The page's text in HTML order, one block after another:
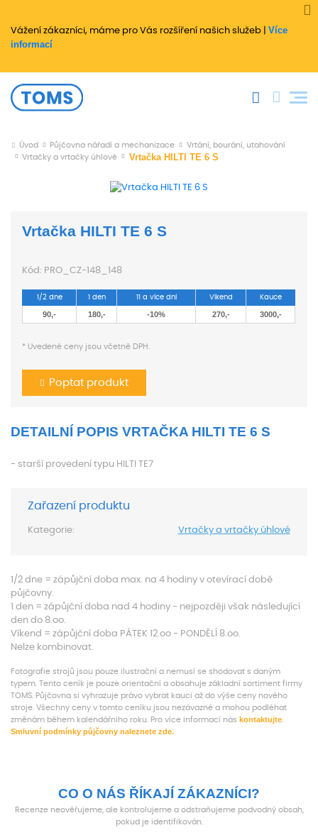
Vážení zákazníci, máme pro Vás rozšíření našich služeb | Více
informací
Úvod Půjčovna nářadí a mechanizace
Vrtání, bourání, utahování
Vrtačky a vrtačky úhlové
Vrtačka HILTI TE 6 S
Vrtačka HILTI TE 6 S
Kód: PRO_CZ-148_148
1/2 dne 1 den 11 a více dní Víkend Kauce
90,- 180,- -10% 270,- 3000,-
* Uvedené ceny jsou včetně DPH.
Poptat produkt
DETAILNÍ POPIS VRTAČKA HILTI TE 6 S
- starší provedení typu HILTI TE7
Zařazení produktu
Kategorie: Vrtačky a vrtačky úhlové
1/2 dne = zápůjční doba max. na 4 hodiny v otevírací době
půjčovny.
1 den = zápůjční doba nad 4 hodiny - nejpozději však následující
den do 8.oo.
Víkend = zápůjční doba PÁTEK 12.oo - PONDĚLÍ 8.oo.
Nelze kombinovat.
Fotografie strojů jsou pouze ilustrační a nemusí se shodovat s daným
typem. Tento ceník je pouze orientační a obsahuje základní sortiment firmy
TOMS. Půjčovna si vyhrazuje právo vybrat kauci až do výše ceny nového
stroje. Všechny ceny v tomto ceníku jsou nezávazné a mohou podléhat
změnám během kalendářního roku. Pro více informací nás kontaktujte
Smluvní podmínky půjčovny naleznete zde.
CO O NÁS ŘÍKAJÍ ZÁKAZNÍCI?
Recenze neověřujeme, ale kontrolujeme a odstraňujeme podvodný obsah,
pokud je identifikován.